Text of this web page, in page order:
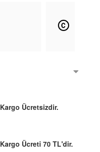
Kargo Ücretsizdir.
Kargo Ücreti 70 TL'dir.